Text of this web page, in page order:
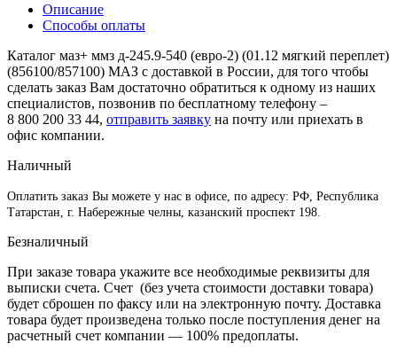
Описание
Способы оплаты
Каталог маз+ ммз д-245.9-540 (евро-2) (01.12 мягкий переплет)
(856100/857100) МАЗ с доставкой в России, для того чтобы
сделать заказ Вам достаточно обратиться к одному из наших
специалистов, позвонив по бесплатному телефону –
8 800 200 33 44, отправить заявку на почту или приехать в
офис компании.
Наличный
Оплатить заказ Вы можете у нас в офисе, по адресу: РФ, Республика
Татарстан, г. Набережные челны, казанский проспект 198.
Безналичный
При заказе товара укажите все необходимые реквизиты для
выписки счета. Счет (без учета стоимости доставки товара)
будет сброшен по факсу или на электронную почту. Доставка
товара будет произведена только после поступления денег на
расчетный счет компании — 100% предоплаты.